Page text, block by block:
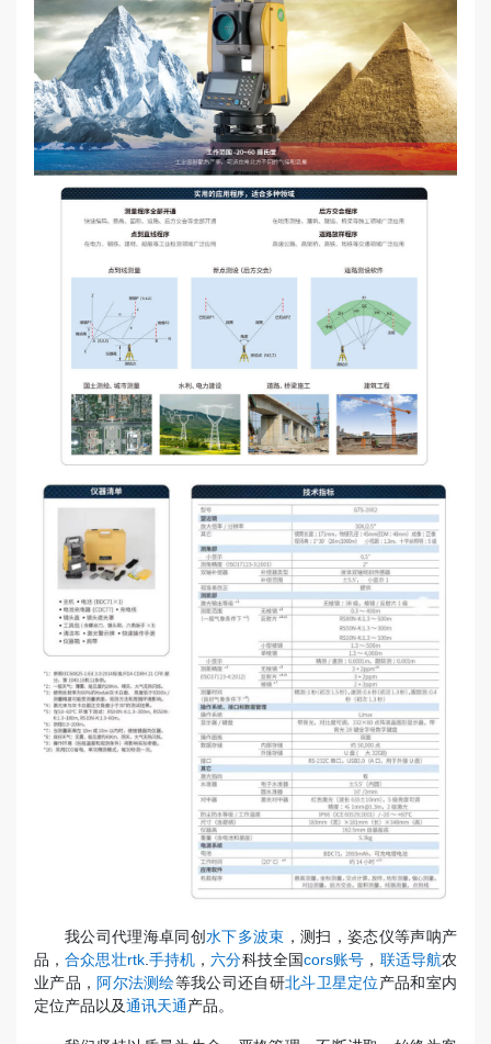
我公司代理海卓同创水下多波束 ，测扫，姿态仪等声呐产
品，合众思壮rtk. 手持机 ，六分科技全国cors账号 ， 联适导航农
业产品， 阿尔法测绘等我公司还自研北斗卫星定位产品和室内
定位产品以及通讯天通产品。